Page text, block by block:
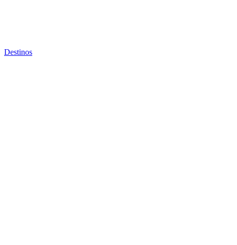
Destinos